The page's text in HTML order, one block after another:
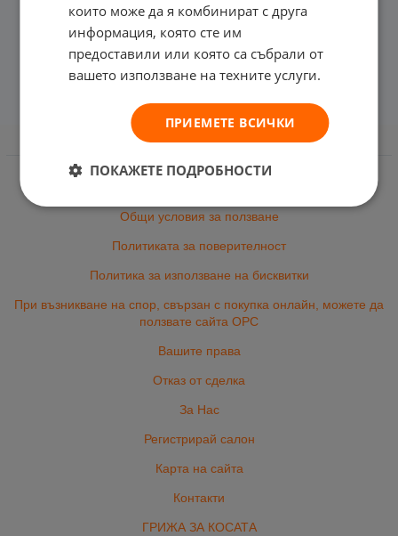
Общи условия за ползване
Политиката за поверителност
Политика за използване на бисквитки
При възникване на спор, свързан с покупка онлайн, можете да
ползвате сайта ОРС
Вашите права
Отказ от сделка
За Нас
Регистрирай салон
Карта на сайта
Контакти
ГРИЖА ЗА КОСАТА
които може да я комбинират с друга
информация, която сте им
предоставили или която са събрали от
вашето използване на техните услуги.
ПРИЕМЕТЕ ВСИЧКИ
ПОКАЖЕТЕ ПОДРОБНОСТИ